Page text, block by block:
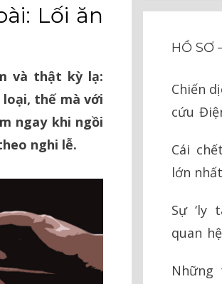
Lối ăn
và thật kỳ lạ:
thế mà với
ngay khi ngồi
nghi lễ.
HỒ SƠ
Chiến
cứu
Cái
lớn
Sự ‘ly
quan